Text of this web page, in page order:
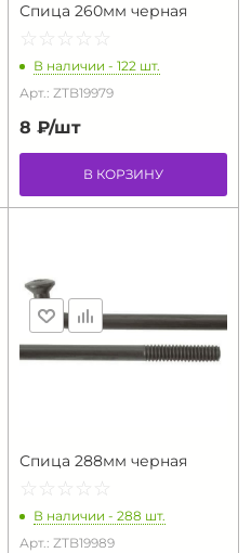
Спица 260мм черная
☆ ☆ ☆ ☆ ☆
★ ★ ★ ★ ★
В наличии - 122 шт.
Арт.: ZTB19979
8 ₽/шт
В КОРЗИНУ
Спица 288мм черная
☆ ☆ ☆ ☆ ☆
★ ★ ★ ★ ★
В наличии - 288 шт.
Арт.: ZTB19989